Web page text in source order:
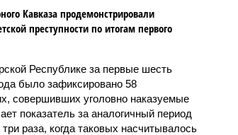
Кавказа продемонстрировали
преступности по итогам первого
Республике за первые шесть
было зафиксировано 58
совершивших уголовно наказуемые
показатель за аналогичный период
раза, когда таковых насчитывалось